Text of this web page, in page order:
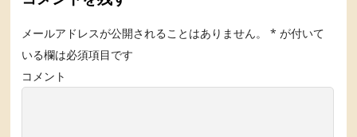
メールアドレスが公開されることはありません。 * が付いて
いる欄は必須項目です
コメント